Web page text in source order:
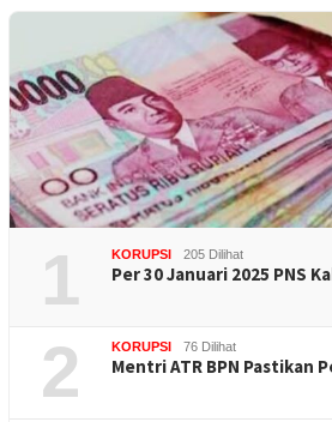
1 KORUPSI 205 Dilihat
Per 30 Januari 2025 PNS
2 KORUPSI 76 Dilihat
Mentri ATR BPN Pastikan